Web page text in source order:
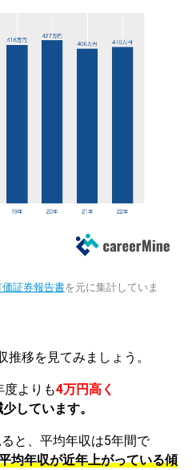
価証券報告書を元に集計していま
移を見てみましょう。
度よりも4万円高く
しています。
と、平均年収は5年間で
均年収が近年上がっている傾